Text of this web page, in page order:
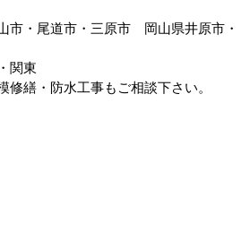
市・尾道市・三原市 岡山県井原市・
関東
繕・防水工事もご相談下さい。